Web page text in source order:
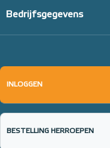
Bedrijfsgegevens
INLOGGEN
BESTELLING HERROEPEN